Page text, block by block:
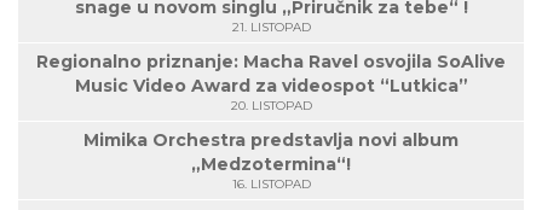
snage u novom singlu „Priručnik za tebe“ !
21. LISTOPAD
Regionalno priznanje: Macha Ravel osvojila SoAlive
Music Video Award za videospot “Lutkica”
20. LISTOPAD
Mimika Orchestra predstavlja novi album
„Medzotermina“!
16. LISTOPAD